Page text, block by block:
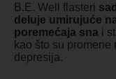
B.E. Well flasteri
deluje umirujuće
poremećaja sna i
kao što su
depresija.